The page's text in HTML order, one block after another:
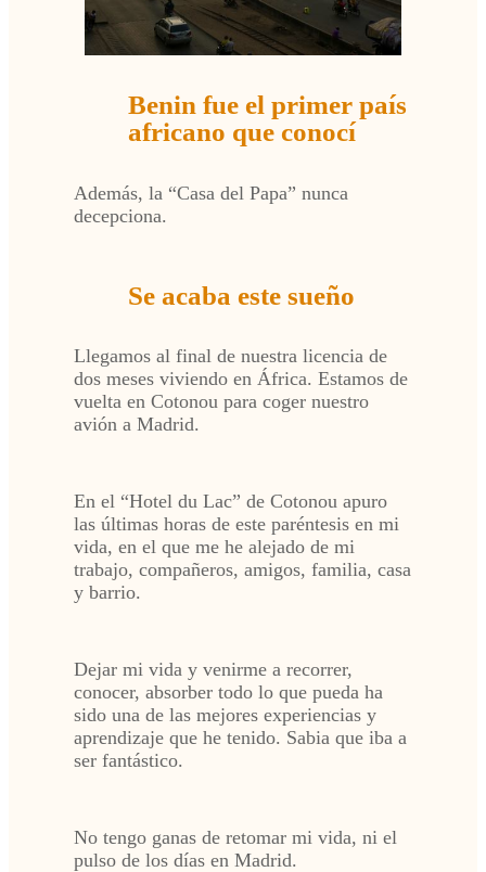
Benin fue el primer país
africano que conocí
Además, la “Casa del Papa” nunca
decepciona.
Se acaba este sueño
Llegamos al final de nuestra licencia de
dos meses viviendo en África. Estamos de
vuelta en Cotonou para coger nuestro
avión a Madrid.
En el “Hotel du Lac” de Cotonou apuro
las últimas horas de este paréntesis en mi
vida, en el que me he alejado de mi
trabajo, compañeros, amigos, familia, casa
y barrio.
Dejar mi vida y venirme a recorrer,
conocer, absorber todo lo que pueda ha
sido una de las mejores experiencias y
aprendizaje que he tenido. Sabia que iba a
ser fantástico.
No tengo ganas de retomar mi vida, ni el
pulso de los días en Madrid.